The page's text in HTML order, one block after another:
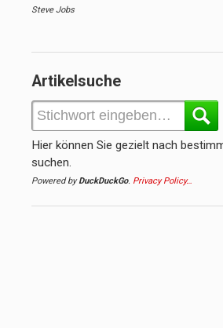
Steve Jobs
Artikelsuche
Hier können Sie gezielt nach
suchen.
Powered byDuckDuckGo. Privacy Policy…